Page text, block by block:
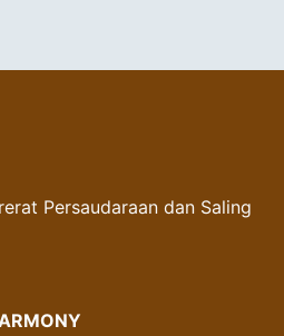
Persaudaraan dan Saling